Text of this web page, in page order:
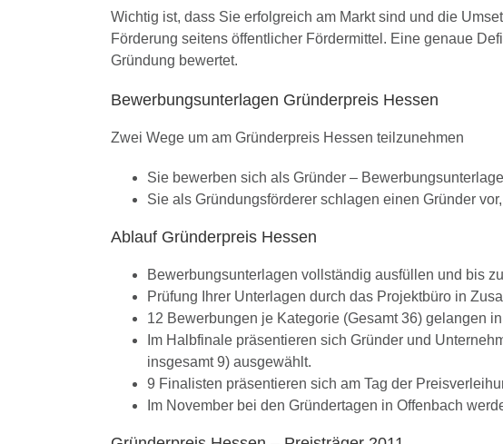
Wichtig ist, dass Sie erfolgreich am Markt sind und die
Förderung seitens öffentlicher Fördermittel. Eine genaue
Gründung bewertet.
Bewerbungsunterlagen Gründerpreis Hessen
Zwei Wege um am Gründerpreis Hessen teilzunehmen
Sie bewerben sich als Gründer –
Sie als Gründungsförderer schlagen einen Gründer
Ablauf Gründerpreis Hessen
Bewerbungsunterlagen vollständig ausfüllen und bis
Prüfung Ihrer Unterlagen durch das Projektbüro in
12 Bewerbungen je Kategorie (Gesamt 36) gelangen
Im Halbfinale präsentieren sich Gründer und
insgesamt 9) ausgewählt.
9 Finalisten präsentieren sich am Tag der
Im November bei den Gründertagen in Offenbach